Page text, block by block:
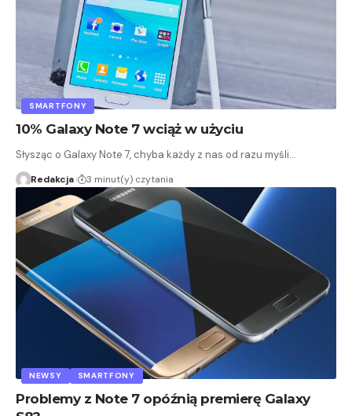
SMARTFONY
10% Galaxy Note 7 wciąż w użyciu
Słysząc o Galaxy Note 7, chyba każdy z nas od razu myśli…
Redakcja 3 minut(y) czytania
NEWSY SMARTFONY
Problemy z Note 7 opóźnią premierę Galaxy